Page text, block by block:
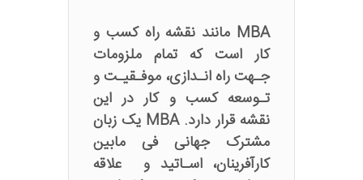
MBA مانند نقشه راه کسب و
کار است که تمام ملزومات
جـهت راه انـدازی، موفـقیـت و
تـوسعه کسب و کار در این
نقشه قرار دارد. MBA یک زبان
مشترک جهانی فی مابین
کارآفرینان، اسـاتید و علاقه